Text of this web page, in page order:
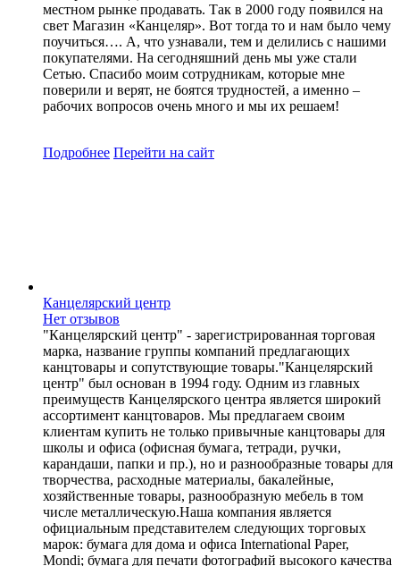
местном рынке продавать. Так в 2000 году появился на
свет Магазин «Канцеляр». Вот тогда то и нам было чему
поучиться…. А, что узнавали, тем и делились с нашими
покупателями. На сегодняшний день мы уже стали
Сетью. Спасибо моим сотрудникам, которые мне
поверили и верят, не боятся трудностей, а именно –
рабочих вопросов очень много и мы их решаем!
Подробнее Перейти на сайт
Канцелярский центр
Нет отзывов
"Канцелярский центр" - зарегистрированная торговая
марка, название группы компаний предлагающих
канцтовары и сопутствующие товары."Канцелярский
центр" был основан в 1994 году. Одним из главных
преимуществ Канцелярского центра является широкий
ассортимент канцтоваров. Мы предлагаем своим
клиентам купить не только привычные канцтовары для
школы и офиса (офисная бумага, тетради, ручки,
карандаши, папки и пр.), но и разнообразные товары для
творчества, расходные материалы, бакалейные,
хозяйственные товары, разнообразную мебель в том
числе металлическую.Наша компания является
официальным представителем следующих торговых
марок: бумага для дома и офиса International Paper,
Mondi; бумага для печати фотографий высокого качества